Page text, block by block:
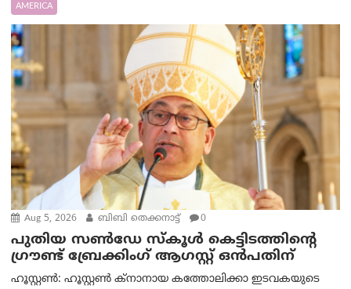
AMERICA
Aug 5, 2026 ബിബി തെക്കനാട്ട് 0
പുതിയ സൺഡേ സ്കൂൾ കെട്ടിടത്തിന്റെ
ഗ്രൗണ്ട് ബ്രേക്കിംഗ് ആഗസ്റ്റ് ഒൻപതിന്
ഹൂസ്റ്റൺ: ഹൂസ്റ്റൺ ക്നാനായ കത്തോലിക്കാ ഇടവകയുടെ